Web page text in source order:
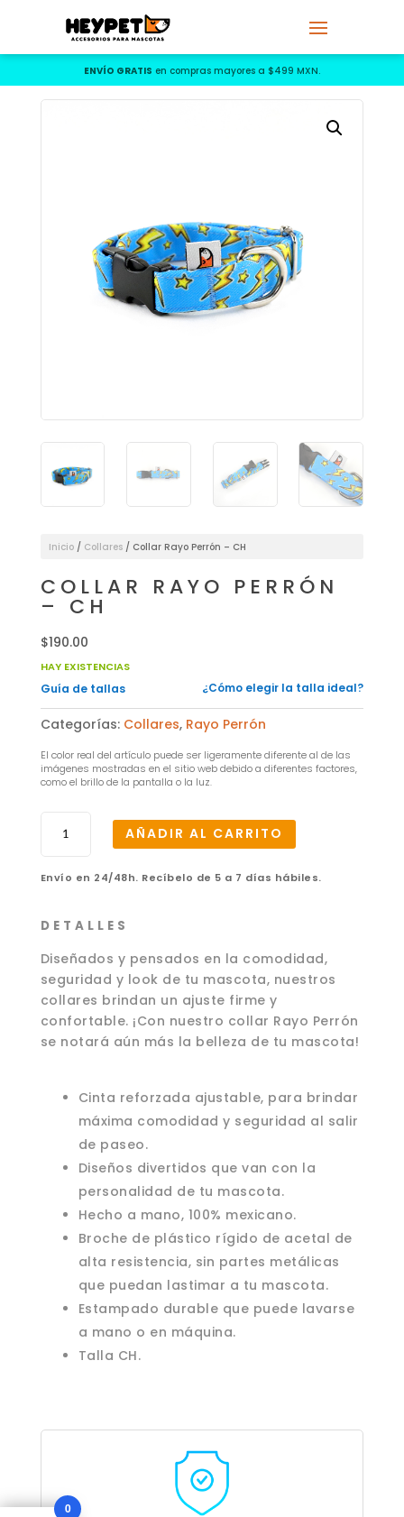
ENVÍO GRATIS en compras mayores a $499 MXN.
Inicio/ Collares/ Collar Rayo Perrón – CH
COLLAR RAYO PERRÓN
– CH
$190.00
HAY EXISTENCIAS
Guía de tallas ¿Cómo elegir la talla ideal?
Categorías: Collares, Rayo Perrón
El color real del artículo puede ser ligeramente diferente al de las
imágenes mostradas en el sitio web debido a diferentes factores,
como el brillo de la pantalla o la luz.
Rayo
–
cantidad
AÑADIR AL CARRITO
Envío en 24/48h. Recíbelo de 5 a 7 días hábiles.
D E T A L L E S
Diseñados y pensados en la comodidad,
seguridad y look de tu mascota, nuestros
collares brindan un ajuste firme y
confortable. ¡Con nuestro collar Rayo Perrón
se notará aún más la belleza de tu mascota!
Cinta reforzada ajustable, para brindar
máxima comodidad y seguridad al salir
de paseo.
Diseños divertidos que van con la
personalidad de tu mascota.
Hecho a mano, 100% mexicano.
Broche de plástico rígido de acetal de
alta resistencia, sin partes metálicas
que puedan lastimar a tu mascota.
Estampado durable que puede lavarse
a mano o en máquina.
Talla CH.
0